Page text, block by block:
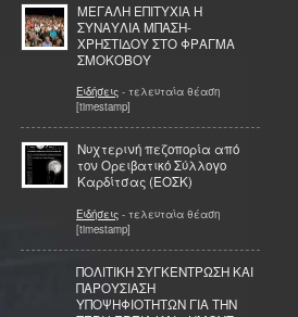
ΜΕΓΑΛΗ ΕΠΙΤΥΧΙΑ Η
ΣΥΝΑΥΛΙΑ ΜΠΑΣΗ-
ΧΡΗΣΤΙΔΟΥ ΣΤΟ ΦΡΑΓΜΑ
ΣΜΟΚΟΒΟΥ
Ειδήσεις - τελευταία θέαση
[timestamp]
Νυχτερινή πεζοπορία από
τον Ορειβατικό Σύλλογο
Καρδίτσας (ΕΟΣΚ)
Ειδήσεις - τελευταία θέαση
[timestamp]
ΠΟΛΙΤΙΚΗ ΣΥΓΚΕΝΤΡΩΣΗ ΚΑΙ
ΠΑΡΟΥΣΙΑΣΗ
ΥΠΟΨΗΦΙΟΤΗΤΩΝ ΓΙΑ ΤΗΝ